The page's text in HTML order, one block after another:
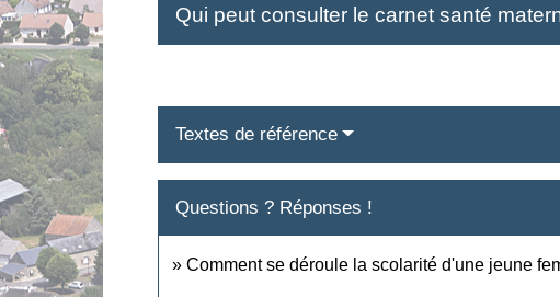
Qui peut consulter le carnet santé
Textes de référence
Questions ? Réponses !
Comment se déroule la scolarité d'une jeune